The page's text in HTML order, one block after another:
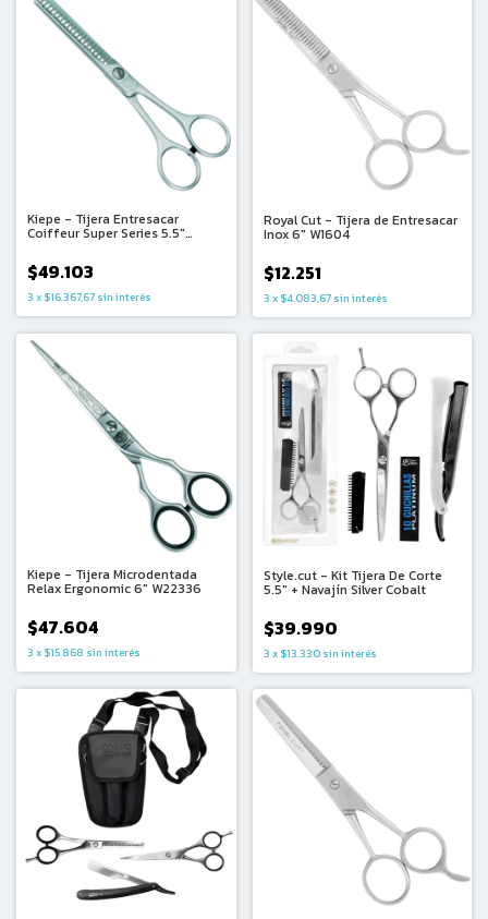
Kiepe - Tijera Entresacar
Coiffeur Super Series 5.5"
$49.103
3 x $16.367,67 sin interés
Royal Cut - Tijera de Entresacar
Inox 6" W1604
$12.251
3 x $4.083,67 sin interés
Kiepe - Tijera Microdentada
Relax Ergonomic 6" W22336
$47.604
3 x $15.868 sin interés
Style.cut - Kit Tijera De Corte
5.5" + Navajín Silver Cobalt
$39.990
3 x $13.330 sin interés